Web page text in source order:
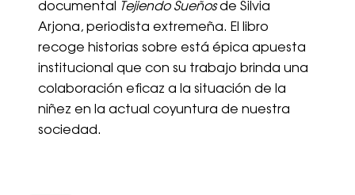
documental Tejiendo Sueñosde Silvia
Arjona, periodista extremeña. El libro
recoge historias sobre está épica apuesta
institucional que con su trabajo brinda una
colaboración eficaz a la situación de la
niñez en la actual coyuntura de nuestra
sociedad.